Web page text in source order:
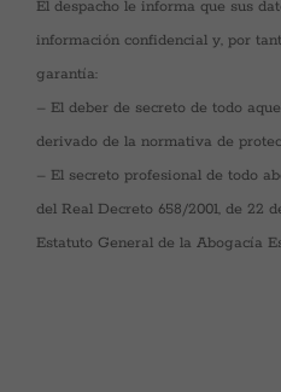
El despacho le informa que sus
información confidencial y, por
garantía:
– El deber de secreto de todo
derivado de la normativa de
– El secreto profesional de todo
del Real Decreto 658/2001, de 22
Estatuto General de la Abogacía